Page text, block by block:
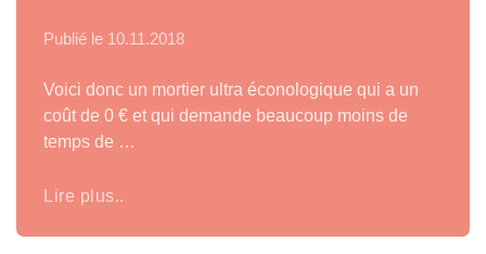
Publié le 10.11.2018
Voici donc un mortier ultra éconologique qui a un
coût de 0 € et qui demande beaucoup moins de
temps de …
Lire plus..